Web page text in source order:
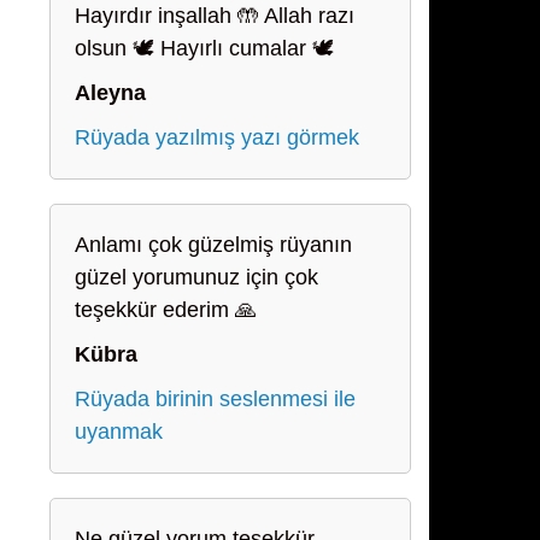
Hayırdır inşallah 🤲 Allah razı
olsun 🕊️ Hayırlı cumalar 🕊️
Aleyna
Rüyada yazılmış yazı görmek
Anlamı çok güzelmiş rüyanın
güzel yorumunuz için çok
teşekkür ederim 🙏
Kübra
Rüyada birinin seslenmesi ile
uyanmak